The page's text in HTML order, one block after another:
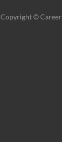
Copyright ©